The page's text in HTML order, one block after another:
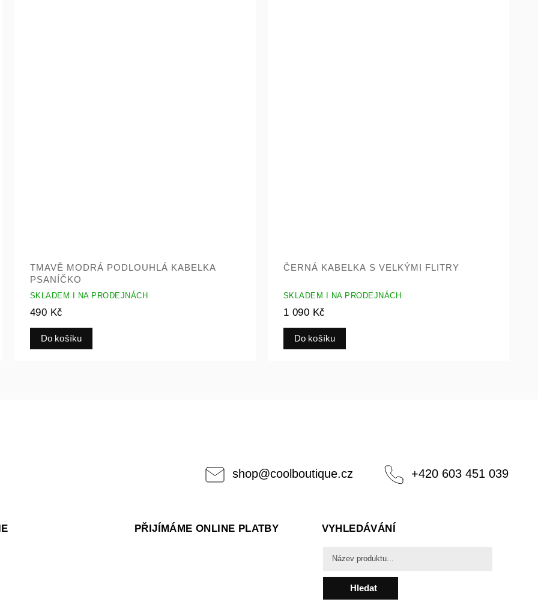
TMAVĚ MODRÁ PODLOUHLÁ KABELKA
PSANÍČKO
SKLADEM I NA PRODEJNÁCH
490 Kč
Do košíku
ČERNÁ KABELKA S VELKÝMI FLITRY
SKLADEM I NA PRODEJNÁCH
1 090 Kč
Do košíku
shop@coolboutique.cz +420 603 451 039
PŘIJÍMÁME ONLINE PLATBY VYHLEDÁVÁNÍ
Hledat